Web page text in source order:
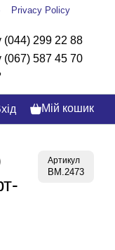
Privacy Policy
(044) 299 22 88
(067) 587 45 70
Мій кошик
Артикул
BM.2473